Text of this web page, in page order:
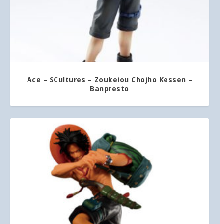
Ace – SCultures – Zoukeiou Chojho Kessen –
Banpresto